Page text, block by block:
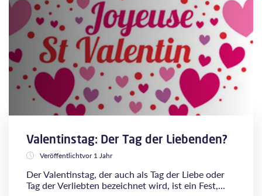
Valentinstag: Der Tag der Liebenden?
Veröffentlichtvor 1 Jahr
Der Valentinstag, der auch als Tag der Liebe oder
Tag der Verliebten bezeichnet wird, ist ein Fest,...